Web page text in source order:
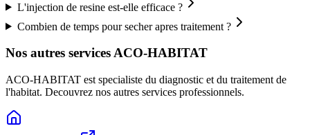
L'injection de resine est-elle efficace ?
Combien de temps pour secher apres traitement ?
Nos autres services ACO-HABITAT
ACO-HABITAT est specialiste du diagnostic et du traitement de
l'habitat. Decouvrez nos autres services professionnels.